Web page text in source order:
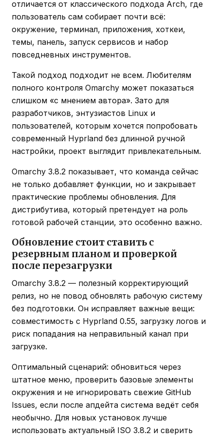
отличается от классического подхода Arch, где
пользователь сам собирает почти всё:
окружение, терминал, приложения, хоткеи,
темы, панель, запуск сервисов и набор
повседневных инструментов.
Такой подход подходит не всем. Любителям
полного контроля Omarchy может показаться
слишком «с мнением автора». Зато для
разработчиков, энтузиастов Linux и
пользователей, которым хочется попробовать
современный Hyprland без длинной ручной
настройки, проект выглядит привлекательным.
Omarchy 3.8.2 показывает, что команда сейчас
не только добавляет функции, но и закрывает
практические проблемы обновления. Для
дистрибутива, который претендует на роль
готовой рабочей станции, это особенно важно.
Обновление стоит ставить с
резервным планом и проверкой
после перезагрузки
Omarchy 3.8.2 — полезный корректирующий
релиз, но не повод обновлять рабочую систему
без подготовки. Он исправляет важные вещи:
совместимость с Hyprland 0.55, загрузку логов и
риск попадания на неправильный канал при
загрузке.
Оптимальный сценарий: обновиться через
штатное меню, проверить базовые элементы
окружения и не игнорировать свежие GitHub
Issues, если после апдейта система ведёт себя
необычно. Для новых установок лучше
использовать актуальный ISO 3.8.2 и сверить